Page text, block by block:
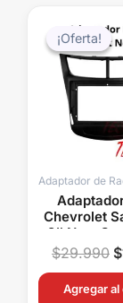
¡Oferta!
¡Oferta!
Adaptador de
Chevrolet
9″ New
ACH-
$29.990 $
Agregar